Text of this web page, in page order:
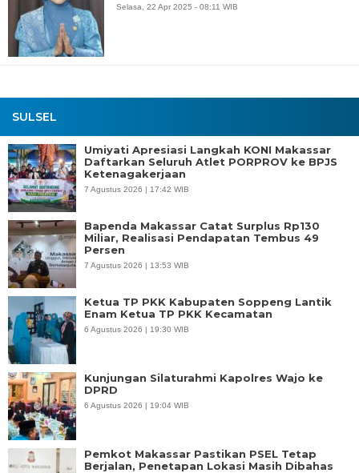
SULSEL
Umiyati Apresiasi Langkah KONI Makassar
Daftarkan Seluruh Atlet PORPROV ke BPJS
Ketenagakerjaan
7 Agustus 2026 | 17:42 WIB
Bapenda Makassar Catat Surplus Rp130
Miliar, Realisasi Pendapatan Tembus 49
Persen
7 Agustus 2026 | 13:53 WIB
Ketua TP PKK Kabupaten Soppeng Lantik
Enam Ketua TP PKK Kecamatan
6 Agustus 2026 | 19:30 WIB
Kunjungan Silaturahmi Kapolres Wajo ke
DPRD
6 Agustus 2026 | 19:04 WIB
Pemkot Makassar Pastikan PSEL Tetap
Berjalan, Penetapan Lokasi Masih Dibahas
Selasa, 22 Apr 2025 - 08:11 WIB